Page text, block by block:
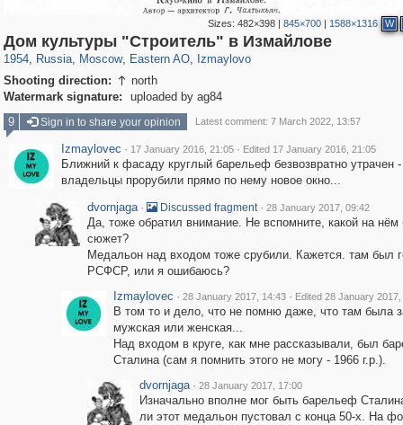
Sizes:482×398 |845×700 | 1588×1316 W
Дом культуры "Строитель" в Измайлове
1954, Russia
1,407,376 29,248
, Moscow
319,882 8,286
, Eastern AO
20,942 306
, Izmaylovo
3,432 65
Shooting direction:  north
Watermark signature:
uploaded by ag84
9
Sign in to share your opinion Latest comment: 7 March 2022, 13:57
Izmaylovec · 17 January 2016, 21:05 · Edited 17 January 2016, 21:05
Ближний к фасаду круглый барельеф безвозвратно утрачен
владельцы прорубили прямо по нему новое окно...
dvornjaga · Discussed fragment · 28 January 2017, 09:42
Да, тоже обратил внимание. Не вспомните, какой на нём
сюжет?
Медальон над входом тоже срубили. Кажется. там был
РСФСР, или я ошибаюсь?
Izmaylovec · 28 January 2017, 14:43 · Edited 28 January
В том то и дело, что не помню даже, что там была
мужская или женская...
Над входом в круге, как мне рассказывали, был
Сталина (сам я помнить этого не могу - 1966 г.р.).
dvornjaga · 28 January 2017, 17:00
Изначально вполне мог быть барельеф
ли этот медальон пустовал с конца 50-х. На